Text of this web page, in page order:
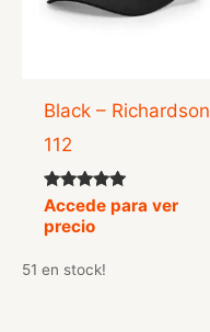
Black – Richardson
112
Valorado
con
4.90
Accede para ver
precio
51 en stock!